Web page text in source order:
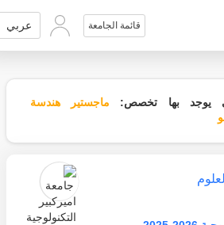
قائمة الجامعة عربي
يوجد بها تخصص:
ماجستير هندسة